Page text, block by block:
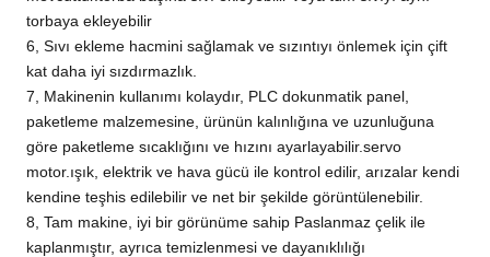
torbaya ekleyebilir
6, Sıvı ekleme hacmini sağlamak ve sızıntıyı önlemek için çift
kat daha iyi sızdırmazlık.
7, Makinenin kullanımı kolaydır, PLC dokunmatik panel,
paketleme malzemesine, ürünün kalınlığına ve uzunluğuna
göre paketleme sıcaklığını ve hızını ayarlayabilir.servo
motor.ışık, elektrik ve hava gücü ile kontrol edilir, arızalar kendi
kendine teşhis edilebilir ve net bir şekilde görüntülenebilir.
8, Tam makine, iyi bir görünüme sahip Paslanmaz çelik ile
kaplanmıştır, ayrıca temizlenmesi ve dayanıklılığı